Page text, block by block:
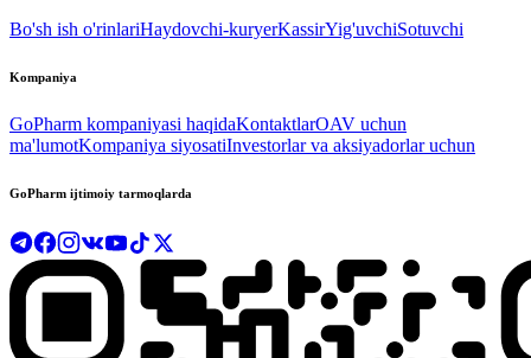
Bo'sh ish o'rinlariHaydovchi-kuryerKassirYig'uvchiSotuvchi
Kompaniya
GoPharm kompaniyasi haqidaKontaktlarOAV uchun
ma'lumotKompaniya siyosatiInvestorlar va aksiyadorlar uchun
GoPharm ijtimoiy tarmoqlarda